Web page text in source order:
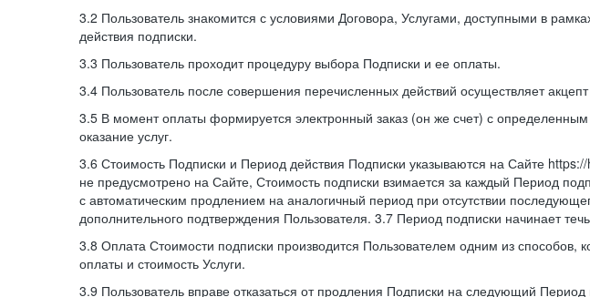
3.2 Пользователь знакомится с условиями Договора, Услугами, доступными в
действия подписки.
3.3 Пользователь проходит процедуру выбора Подписки и ее оплаты.
3.4 Пользователь после совершения перечисленных действий осуществляет
3.5 В момент оплаты формируется электронный заказ (он же счет) с
оказание услуг.
3.6 Стоимость Подписки и Период действия Подписки указываются на Сайте
не предусмотрено на Сайте, Стоимость подписки взимается за каждый Период
с автоматическим продлением на аналогичный период при отсутствии
дополнительного подтверждения Пользователя. 3.7 Период подписки начинает
3.8 Оплата Стоимости подписки производится Пользователем одним из
оплаты и стоимость Услуги.
3.9 Пользователь вправе отказаться от продления Подписки на следующий